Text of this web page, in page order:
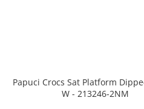
Papuci Crocs Sat Platform
W - 213246-2NM